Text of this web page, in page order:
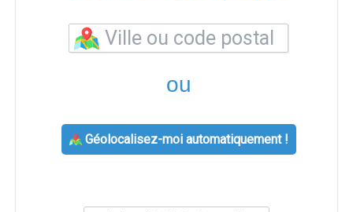
ou
Géolocalisez-moi automatiquement !